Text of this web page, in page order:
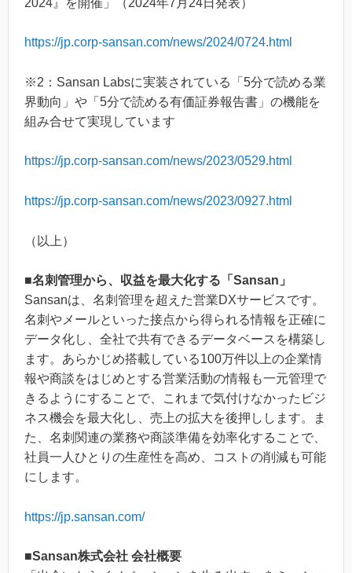
https://jp.corp-sansan.com/news/2024/0724.html
※2：Sansan Labsに実装されている「5分で読める業
界動向」や「5分で読める有価証券報告書」の機能を
組み合せて実現しています
https://jp.corp-sansan.com/news/2023/0529.html
https://jp.corp-sansan.com/news/2023/0927.html
（以上）
■名刺管理から、収益を最大化する「Sansan」
Sansanは、名刺管理を超えた営業DXサービスです。
名刺やメールといった接点から得られる情報を正確に
データ化し、全社で共有できるデータベースを構築し
ます。あらかじめ搭載している100万件以上の企業情
報や商談をはじめとする営業活動の情報も一元管理で
きるようにすることで、これまで気付けなかったビジ
ネス機会を最大化し、売上の拡大を後押しします。ま
た、名刺関連の業務や商談準備を効率化することで、
社員一人ひとりの生産性を高め、コストの削減も可能
にします。
https://jp.sansan.com/
■Sansan株式会社 会社概要